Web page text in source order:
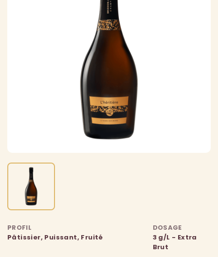
PROFIL
Pâtissier, Puissant, Fruité
DOSAGE
3 g/L - Extra
Brut